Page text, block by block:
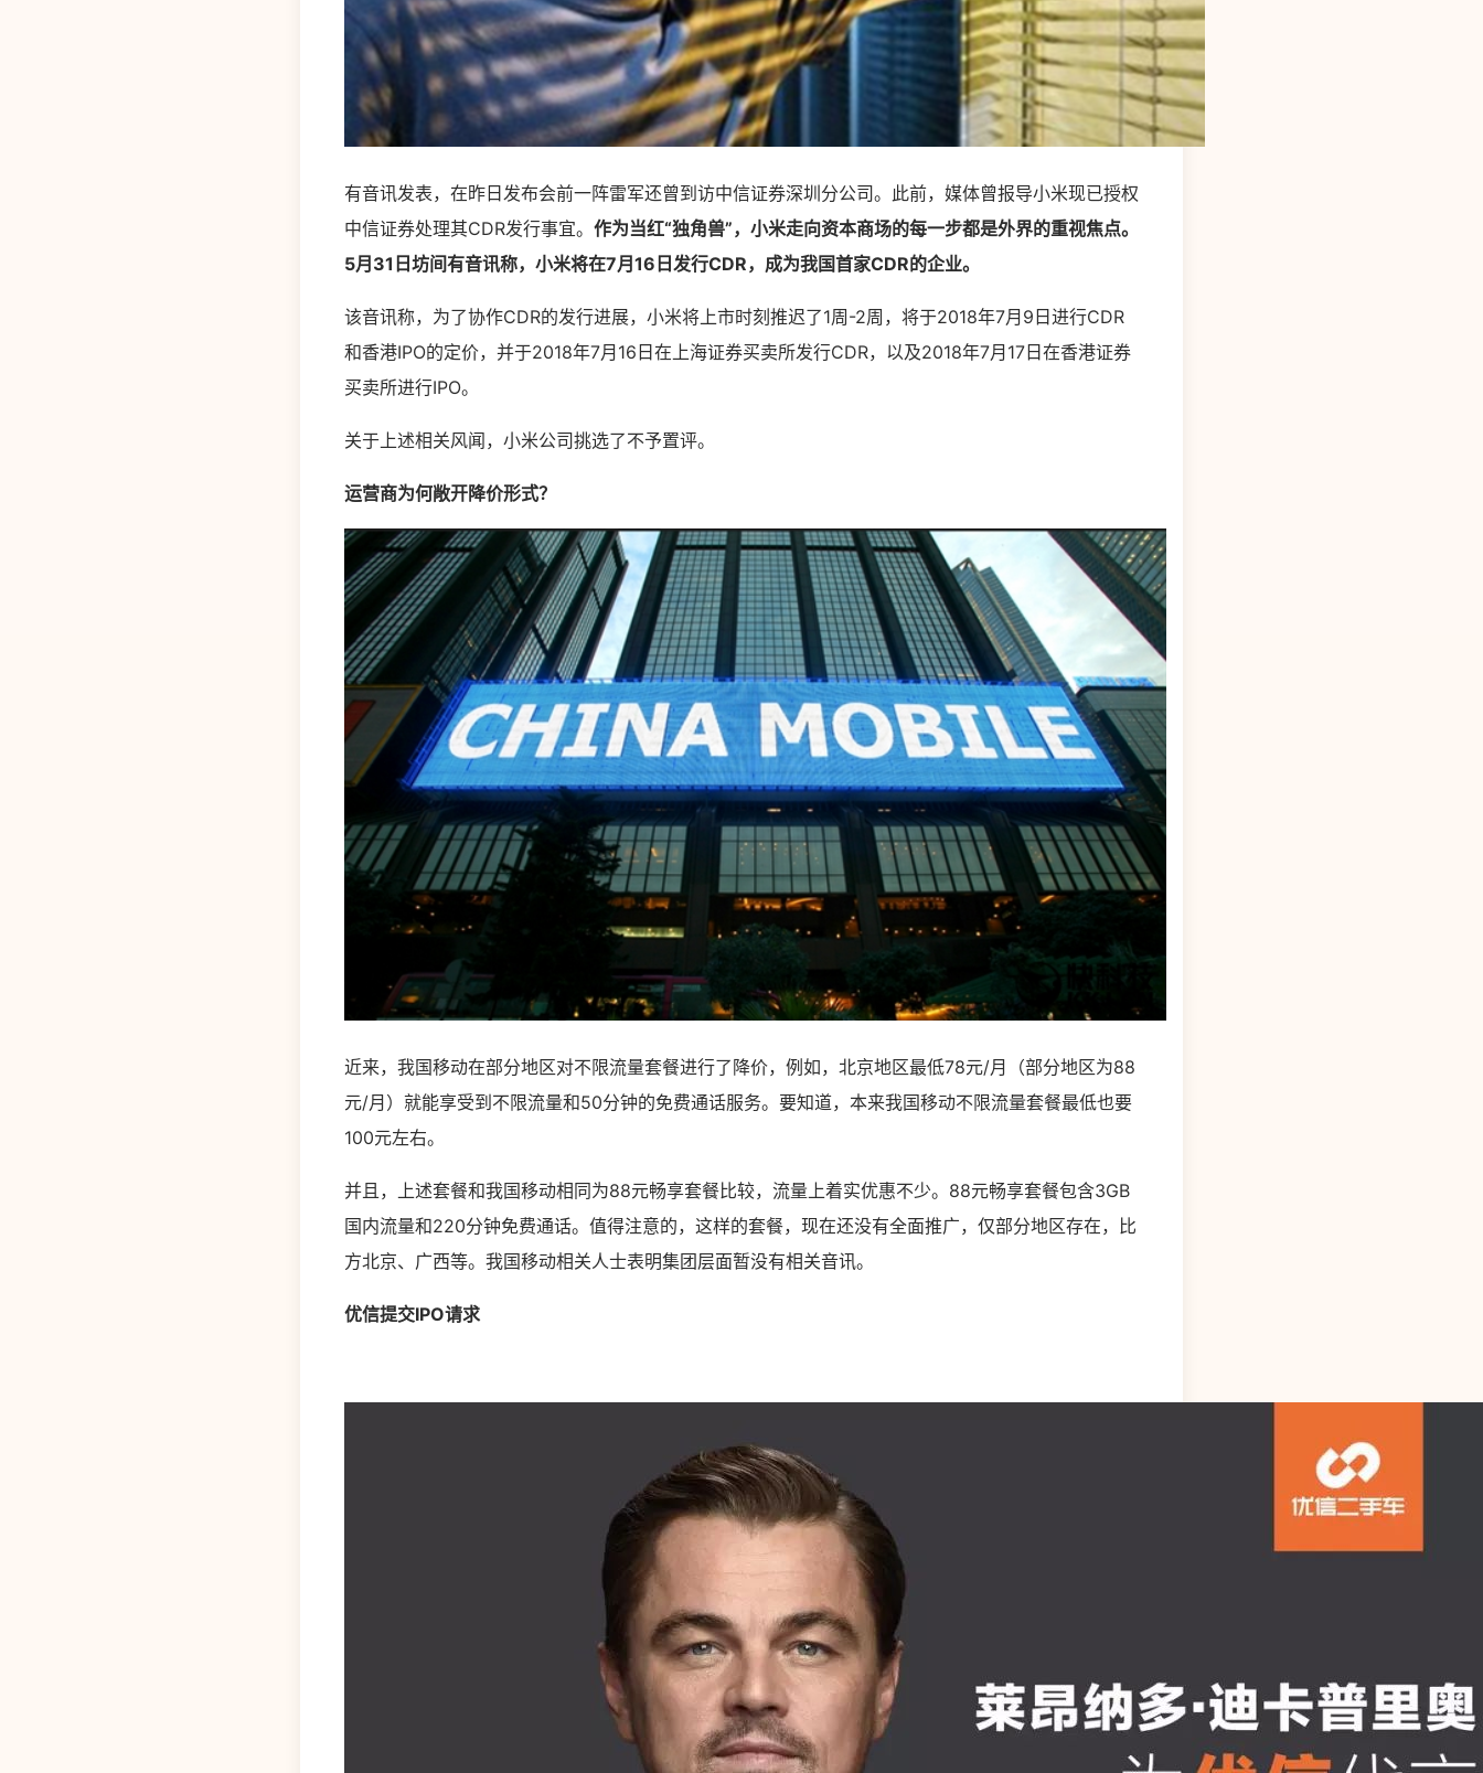
有音讯发表，在昨日发布会前一阵雷军还曾到访中信证券深圳分公司。此前，媒体曾报导小米现已授权
中信证券处理其CDR发行事宜。 作为当红“独角兽”，小米走向资本商场的每一步都是外界的重视焦点。
5月31日坊间有音讯称，小米将在7月16日发行CDR，成为我国首家CDR的企业。
该音讯称，为了协作CDR的发行进展，小米将上市时刻推迟了1周-2周，将于2018年7月9日进行CDR
和香港IPO的定价，并于2018年7月16日在上海证券买卖所发行CDR，以及2018年7月17日在香港证券
买卖所进行IPO。
关于上述相关风闻，小米公司挑选了不予置评。
运营商为何敞开降价形式？
近来，我国移动在部分地区对不限流量套餐进行了降价，例如，北京地区最低78元/月（部分地区为88
元/月）就能享受到不限流量和50分钟的免费通话服务。要知道，本来我国移动不限流量套餐最低也要
100元左右。
并且，上述套餐和我国移动相同为88元畅享套餐比较，流量上着实优惠不少。88元畅享套餐包含3GB
国内流量和220分钟免费通话。值得注意的，这样的套餐，现在还没有全面推广，仅部分地区存在，比
方北京、广西等。我国移动相关人士表明集团层面暂没有相关音讯。
优信提交IPO请求